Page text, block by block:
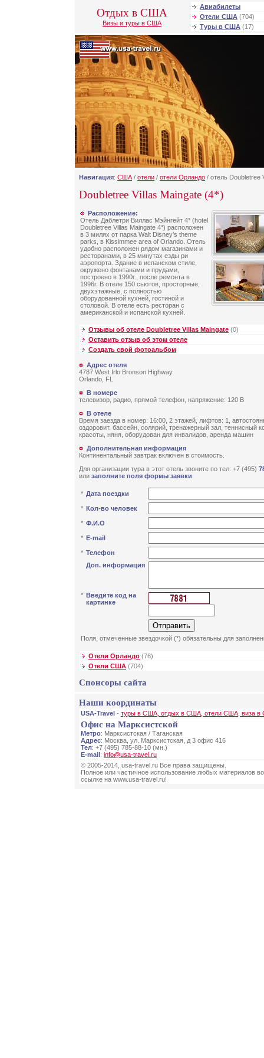
Отдых в США
Визы и туры в США
Авиабилеты
Отели США (704)
Туры в США (17)
Навигация: США / отели / отели Орландо / отель Doubletree
Doubletree Villas Maingate (4*)
Расположение:
Отель Даблетри Виллас Мэйнгейт 4* (hotel
Doubletree Villas Maingate 4*) расположен
в 3 милях от парка Walt Disney’s theme
parks, в Kissimmee area of Orlando. Отель
удобно расположен рядом магазинами и
ресторанами, в 25 минутах езды ри
аэропорта. Здание в испанском стиле,
окружено фонтанами и прудами,
построено в 1990г., после ремонта в
1996г. В отеле 150 сьютов, просторные,
двухэтажные, с полностью
оборудованной кухней, гостиной и
столовой. В отеле есть ресторан с
американской и испанской кухней.
Отзывы об отеле Doubletree Villas Maingate (0)
Оставить отзыв об этом отеле
Создать свой фотоальбом
Адрес отеля
4787 West Irlo Bronson Highway
Orlando, FL
В номере
телевизор, радио, прямой телефон, напряжение: 120 В
В отеле
Время заезда в номер: 16:00, 2 этажей, лифтов: 1,
оздоровит. бассейн, солярий, тренажерный зал, теннисный
красоты, няня, оборудован для инвалидов, аренда машин
Дополнительная информация
Континентальный завтрак включен в стоимость.
Для организации тура в этот отель звоните по тел: +7 (495)
или заполните поля формы заявки:
* Дата поездки
* Кол-во человек
* Ф.И.О
* E-mail
* Телефон
Доп. информация
* Введите код на
картинке
Поля, отмеченные звездочкой (*) обязательны для
Отели Орландо (76)
Отели США (704)
Спонсоры сайта
Наши координаты
USA-Travel - туры в США, отдых в США, отели США, виза
Офис на Марксистской
Метро: Марксистская / Таганская
Адрес: Москва, ул. Марксистская, д 3 офис 416
Тел: +7 (495) 785-88-10 (мн.)
E-mail: info@usa-travel.ru
© 2005-2014, usa-travel.ru Все права защищены.
Полное или частичное использование любых материалов
ссылке на www.usa-travel.ru!